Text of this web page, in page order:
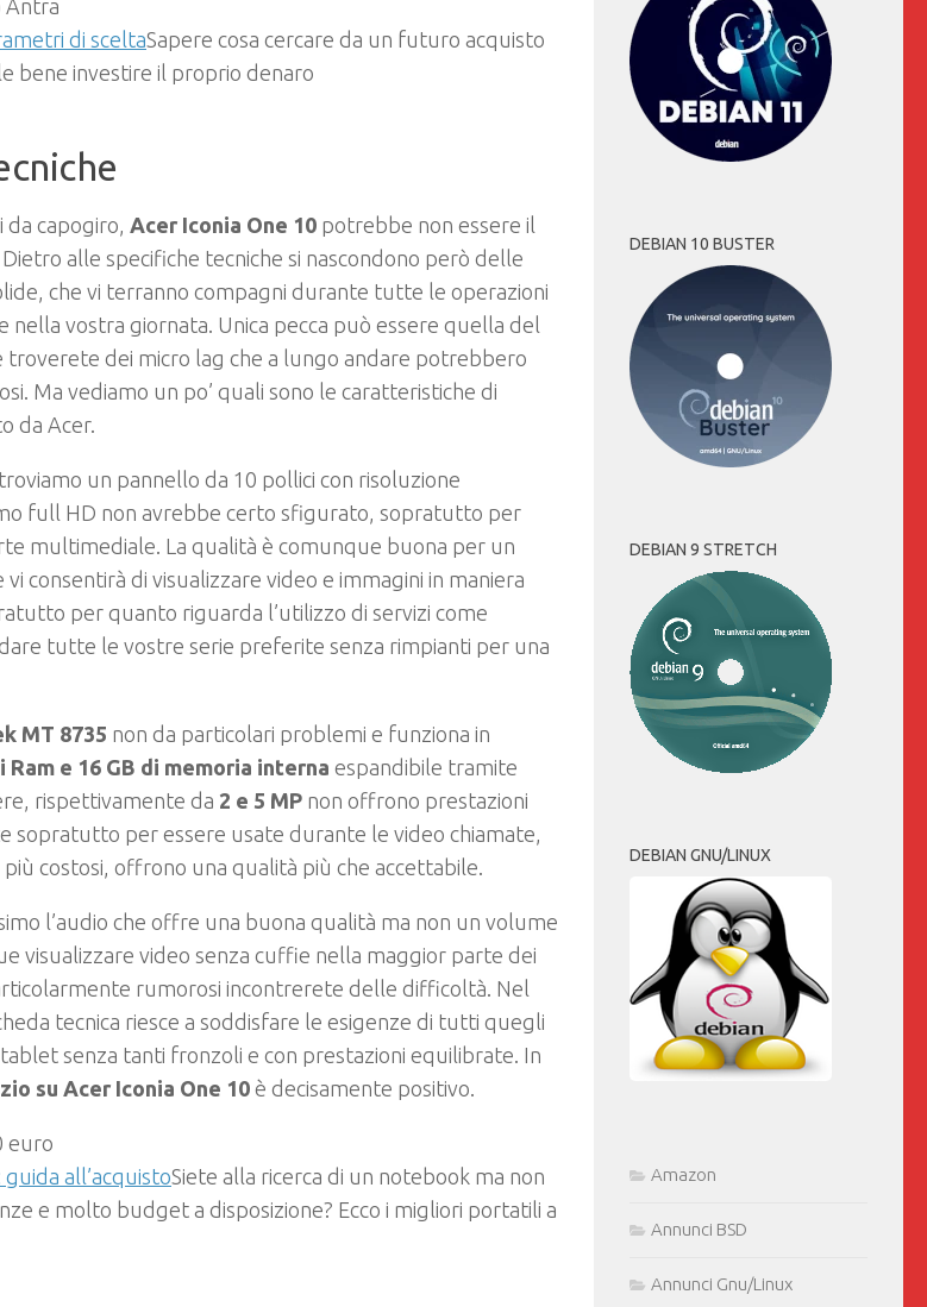
di sceltaSapere cosa cercare da un futuro acquisto
bene investire il proprio denaro
da capogiro, Acer Iconia One 10 potrebbe non essere il
alle specifiche tecniche si nascondono però delle
che vi terranno compagni durante tutte le operazioni
nella vostra giornata. Unica pecca può essere quella del
troverete dei micro lag che a lungo andare potrebbero
Ma vediamo un po’ quali sono le caratteristiche di
da Acer.
un pannello da 10 pollici con risoluzione
full HD non avrebbe certo sfigurato, sopratutto per
multimediale. La qualità è comunque buona per un
consentirà di visualizzare video e immagini in maniera
per quanto riguarda l’utilizzo di servizi come
tutte le vostre serie preferite senza rimpianti per una
MT 8735 non da particolari problemi e funziona in
Ram e 16 GB di memoria interna espandibile tramite
rispettivamente da 2 e 5 MP non offrono prestazioni
sopratutto per essere usate durante le video chiamate,
costosi, offrono una qualità più che accettabile.
l’audio che offre una buona qualità ma non un volume
visualizzare video senza cuffie nella maggior parte dei
rumorosi incontrerete delle difficoltà. Nel
tecnica riesce a soddisfare le esigenze di tutti quegli
senza tanti fronzoli e con prestazioni equilibrate. In
su Acer Iconia One 10è decisamente positivo.
all’acquistoSiete alla ricerca di un notebook ma non
e molto budget a disposizione? Ecco i migliori portatili a
DEBIAN 10 BUSTER
DEBIAN 9 STRETCH
DEBIAN GNU/LINUX
Amazon
Annunci BSD
Annunci Gnu/Linux